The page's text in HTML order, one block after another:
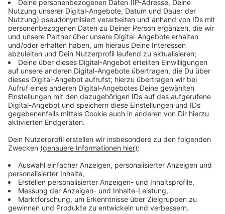
Rechtlich fällt der digitale Nachlass unter die
Gesamtrechtsnachfolge (§ 1922 BGB) . "Meine Erben
werden automatisch Rechtsnachfolger aller Accounts
und Daten", so Kaulen. Ohne klare Regelungen drohen
jedoch Probleme: "Wenn niemand weiß, welche
Passwörter ich habe, öffnet das Tür und Tor für
Identitätsdiebstahl." Besonders bei Kryptowährungen
oder Online-Bezahldiensten wie PayPal kann der
Verlust von Zugangsdaten erhebliche finanzielle
Folgen haben. "Ein bekanntes Beispiel ist der
Unternehmer Matthew Mellon, dessen Angehörige
nach seinem plötzlichen Tod keinen Zugriff auf
Kryptowährungen im Wert von Hunderten Millionen
Dollar hatten."
Eine aktuelle Studie von Bitkomzeigt, dass viele noch